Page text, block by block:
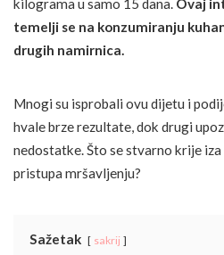
kilograma u samo 15 dana. Ovaj
temelji se na konzumiranju
drugih namirnica.
Mnogi su isprobali ovu dijetu i
hvale brze rezultate, dok drugi
nedostatke. Što se stvarno krije
pristupa mršavljenju?
Sažetak sakrij